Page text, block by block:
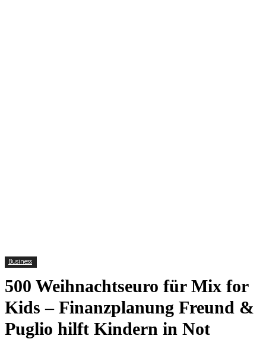
Business
500 Weihnachtseuro für Mix for
Kids – Finanzplanung Freund &
Puglio hilft Kindern in Not